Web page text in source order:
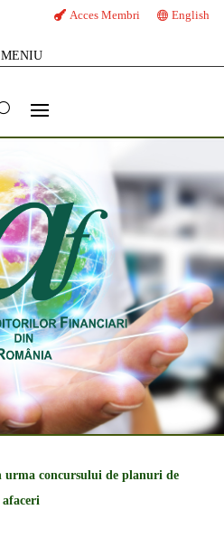
Acces Membri English
MENIU
concursului de planuri de
afaceri